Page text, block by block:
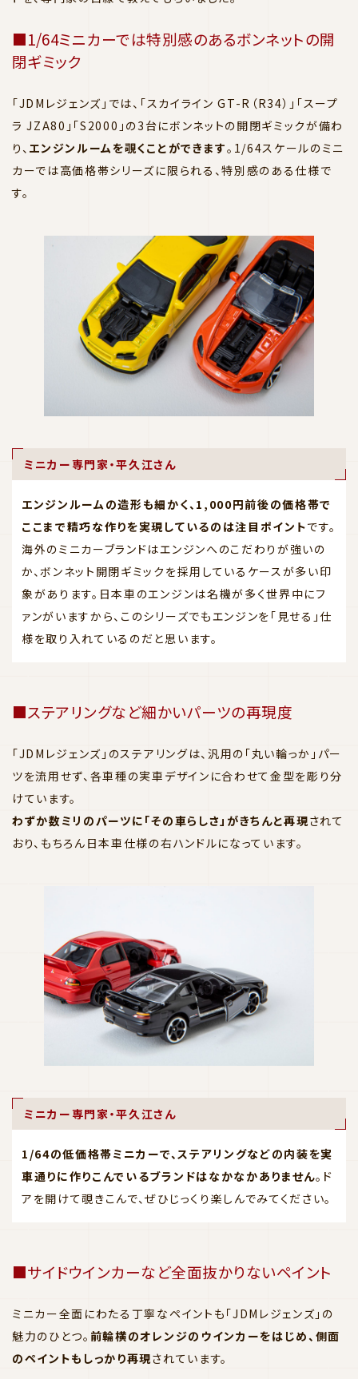
■1/64ミニカーでは特別感のあるボンネットの開
閉ギミック
「JDMレジェンズ」では、「スカイライン GT-R（R34）」「スープ
ラ JZA80」「S2000」の3台にボンネットの開閉ギミックが備わ
り、 エンジンルームを覗くことができます。1/64スケールのミニ
カーでは高価格帯シリーズに限られる、特別感のある仕様で
す。
ミニカー専門家・平久江さん
エンジンルームの造形も細かく、1,000円前後の価格帯で
ここまで精巧な作りを実現しているのは注目ポイントです。
海外のミニカーブランドはエンジンへのこだわりが強いの
か、ボンネット開閉ギミックを採用しているケースが多い印
象があります。日本車のエンジンは名機が多く世界中にフ
ァンがいますから、このシリーズでもエンジンを「見せる」仕
様を取り入れているのだと思います。
■ステアリングなど細かいパーツの再現度
「JDMレジェンズ」のステアリングは、汎用の「丸い輪っか」パー
ツを流用せず、各車種の実車デザインに合わせて金型を彫り分
けています。
わずか数ミリのパーツに「その車らしさ」がきちんと再現されて
おり、もちろん日本車仕様の右ハンドルになっています。
ミニカー専門家・平久江さん
1/64の低価格帯ミニカーで、ステアリングなどの内装を実
車通りに作りこんでいるブランドはなかなかありません。ド
アを開けて覗きこんで、ぜひじっくり楽しんでみてください。
■サイドウインカーなど全面抜かりないペイント
ミニカー全面にわたる丁寧なペイントも「JDMレジェンズ」の
魅力のひとつ。 前輪横のオレンジのウインカーをはじめ、側面
のペイントもしっかり再現されています。